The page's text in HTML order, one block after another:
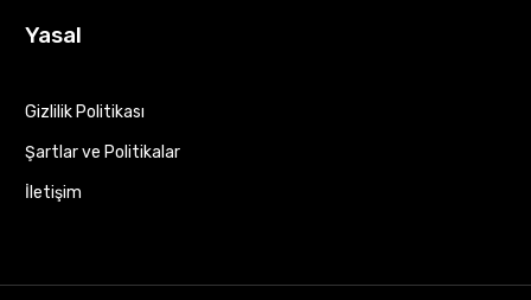
Yasal
Gizlilik Politikası
Şartlar ve Politikalar
İletişim